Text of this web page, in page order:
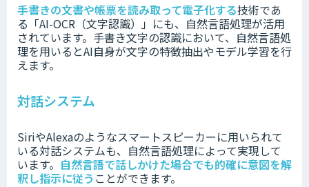
手書きの文書や帳票を読み取って電子化する技術であ
る「AI-OCR（文字認識）」にも、自然言語処理が活用
されています。 手書き文字の認識において、自然言語処
理を用いるとAI自身が文字の特徴抽出やモデル学習を行
えます。
対話システム
SiriやAlexaのようなスマートスピーカーに用いられて
いる対話システムも、自然言語処理によって実現して
います。 自然言語で話しかけた場合でも的確に意図を解
釈し指示に従う ことができます。